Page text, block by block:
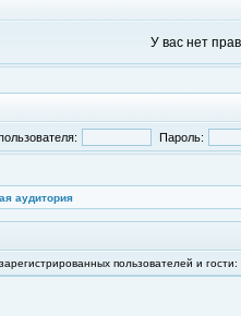
У вас нет
Пароль:
аудитория
пользователей и гости: